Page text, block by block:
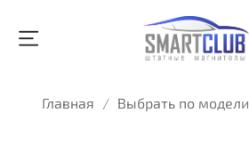
Главная Выбрать по модели